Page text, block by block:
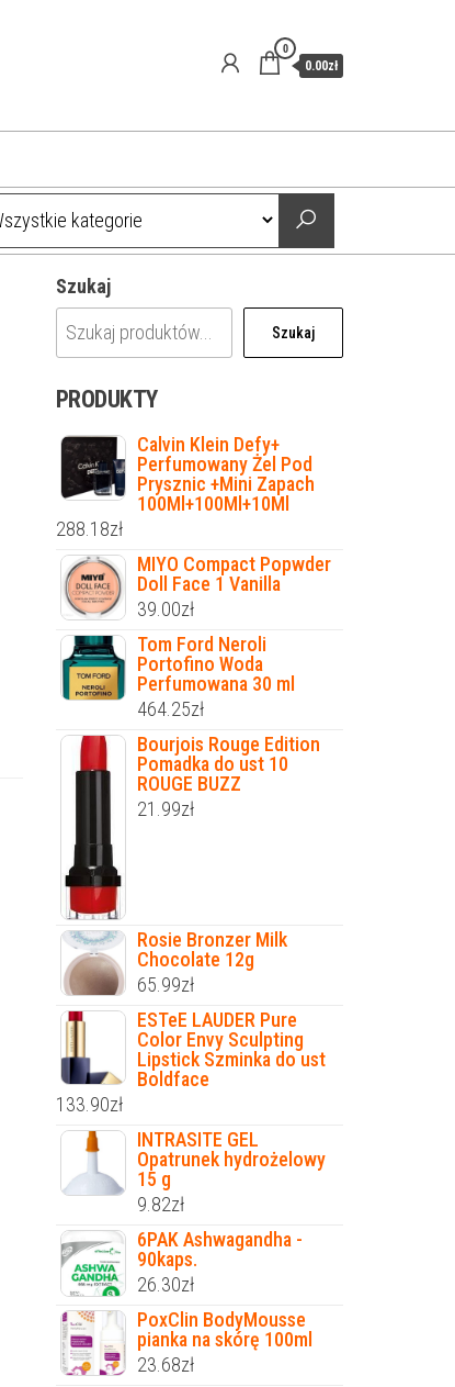
0
0.00zł
Szukaj
Szukaj
PRODUKTY
Calvin Klein Defy+
Perfumowany Żel Pod
Prysznic +Mini Zapach
100Ml+100Ml+10Ml
288.18zł
MIYO Compact Popwder
Doll Face 1 Vanilla
39.00zł
Tom Ford Neroli
Portofino Woda
Perfumowana 30 ml
464.25zł
Bourjois Rouge Edition
Pomadka do ust 10
ROUGE BUZZ
21.99zł
Rosie Bronzer Milk
Chocolate 12g
65.99zł
ESTeE LAUDER Pure
Color Envy Sculpting
Lipstick Szminka do ust
Boldface
133.90zł
INTRASITE GEL
Opatrunek hydrożelowy
15 g
9.82zł
6PAK Ashwagandha -
90kaps.
26.30zł
PoxClin BodyMousse
pianka na skórę 100ml
23.68zł